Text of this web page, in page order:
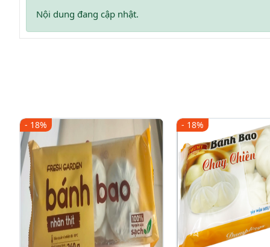
Nội dung đang cập nhật.
- 18% - 18%